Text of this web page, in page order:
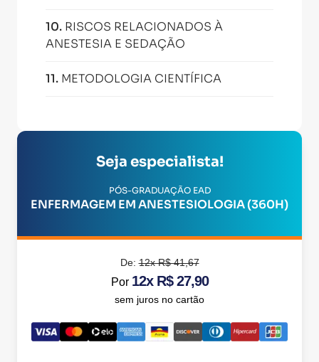
10. RISCOS RELACIONADOS À
ANESTESIA E SEDAÇÃO
11. METODOLOGIA CIENTÍFICA
Seja especialista!
PÓS-GRADUAÇÃO EAD
ENFERMAGEM EM ANESTESIOLOGIA (360H)
De:12x R$ 41,67
Por 12x R$ 27,90
sem juros no cartão